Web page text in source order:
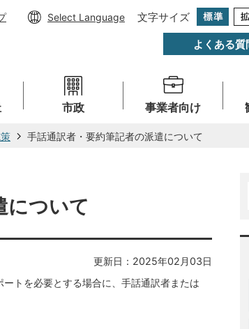
Select Language 文字サイズ
よくある質
市政 事業者向け
手話通訳者・要約筆記者の派遣について
について
更新日：2025年02月03日
トを必要とする場合に、手話通訳者または